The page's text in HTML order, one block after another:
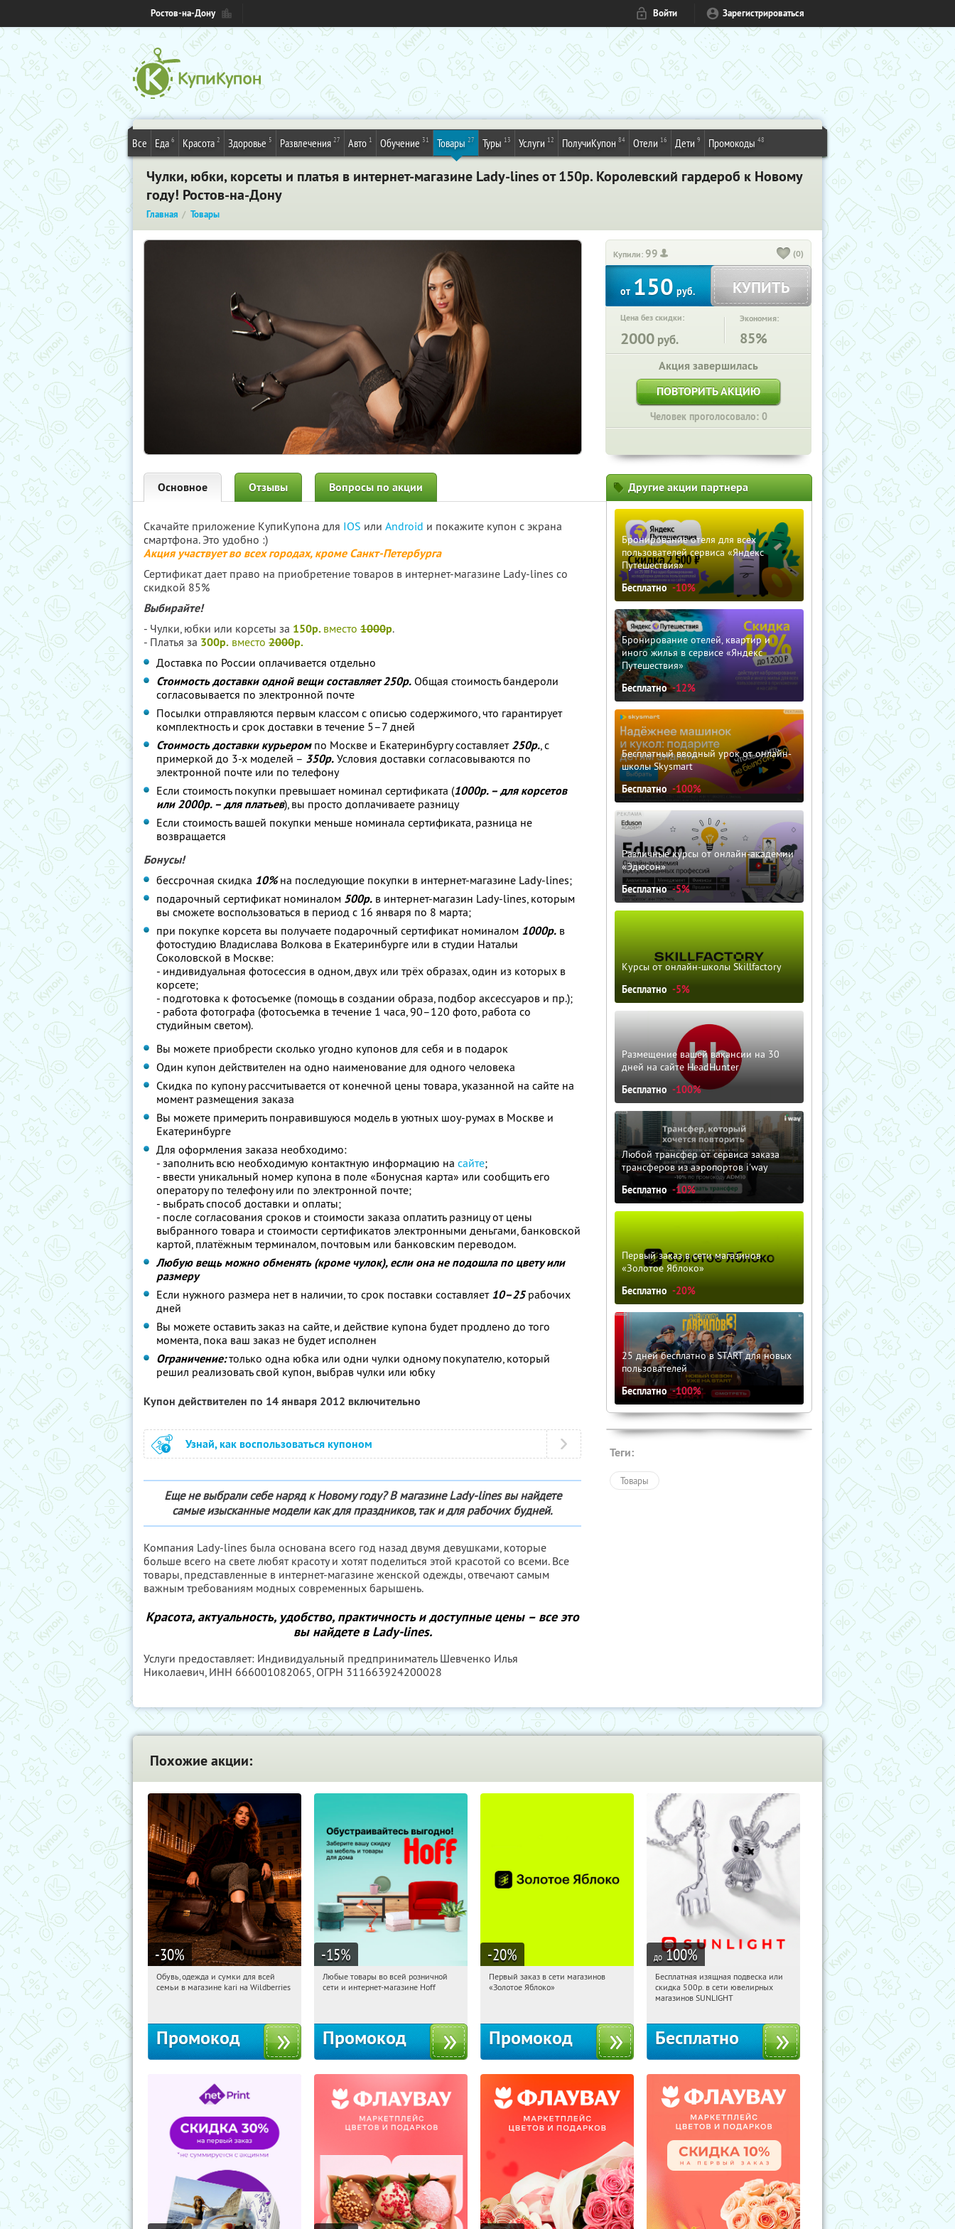
Ростов-на-Дону Войти Зарегистрироваться
Все Еда 6 Красота 2 Здоровье 5 Развлечения 27 Авто 1 Обучение 31 Товары 27 Туры 13 Услуги 12 ПолучиКупон 84 Отели 16 Дети 9 Промокоды 48
Чулки, юбки, корсеты и платья в интернет-магазине Lady-lines от 150р. Королевский гардероб к Новому
году! Ростов-на-Дону
Главная Товары
Купили:99 (0)
от150руб. КУПИТЬ
Цена без скидки:
2000 руб.
Экономия:
85%
Акция завершилась
ПОВТОРИТЬ АКЦИЮ
Человек проголосовало: 0
Основное Отзывы Вопросы по акции
Скачайте приложение КупиКупона для IOS или Android и покажите купон с экрана
смартфона. Это удобно :)
Акция участвует во всех городах, кроме Санкт-Петербурга
Сертификат дает право на приобретение товаров в интернет-магазине Lady-lines со
скидкой 85%
Выбирайте!
- Чулки, юбки или корсеты за 150р. вместо 1000р.
- Платья за 300р. вместо 2000р.
Доставка по России оплачивается отдельно
Стоимость доставки одной вещи составляет 250р. Общая стоимость бандероли
согласовывается по электронной почте
Посылки отправляются первым классом с описью содержимого, что гарантирует
комплектность и срок доставки в течение 5–7 дней
Стоимость доставки курьеромпо Москве и Екатеринбургу составляет 250р., с
примеркой до 3-х моделей – 350р. Условия доставки согласовываются по
электронной почте или по телефону
Если стоимость покупки превышает номинал сертификата (1000р. – для корсетов
или 2000р. – для платьев), вы просто доплачиваете разницу
Если стоимость вашей покупки меньше номинала сертификата, разница не
возвращается
Бонусы!
бессрочная скидка 10%на последующие покупки в интернет-магазине Lady-lines;
подарочный сертификат номиналом 500р. в интернет-магазин Lady-lines, которым
вы сможете воспользоваться в период с 16 января по 8 марта;
при покупке корсета вы получаете подарочный сертификат номиналом 1000р. в
фотостудию Владислава Волкова в Екатеринбурге или в студии Натальи
Соколовской в Москве:
- индивидуальная фотосессия в одном, двух или трёх образах, один из которых в
корсете;
- подготовка к фотосъемке (помощь в создании образа, подбор аксессуаров и пр.);
- работа фотографа (фотосъемка в течение 1 часа, 90–120 фото, работа со
студийным светом).
Вы можете приобрести сколько угодно купонов для себя и в подарок
Один купон действителен на одно наименование для одного человека
Скидка по купону рассчитывается от конечной цены товара, указанной на сайте на
момент размещения заказа
Вы можете примерить понравившуюся модель в уютных шоу-румах в Москве и
Екатеринбурге
Для оформления заказа необходимо:
- заполнить всю необходимую контактную информацию на сайте;
- ввести уникальный номер купона в поле «Бонусная карта» или сообщить его
оператору по телефону или по электронной почте;
- выбрать способ доставки и оплаты;
- после согласования сроков и стоимости заказа оплатить разницу от цены
выбранного товара и стоимости сертификатов электронными деньгами, банковской
картой, платёжным терминалом, почтовым или банковским переводом.
Любую вещь можно обменять (кроме чулок), если она не подошла по цвету или
размеру
Если нужного размера нет в наличии, то срок поставки составляет 10–25рабочих
дней
Вы можете оставить заказ на сайте, и действие купона будет продлено до того
момента, пока ваш заказ не будет исполнен
Ограничение:только одна юбка или одни чулки одному покупателю, который
решил реализовать свой купон, выбрав чулки или юбку
Купон действителен по 14 января 2012 включительно
Узнай, как воспользоваться купоном
Еще не выбрали себе наряд к Новому году? В магазине Lady-lines вы найдете
самые изысканные модели как для праздников, так и для рабочих будней.
Компания Lady-lines была основана всего год назад двумя девушками, которые
больше всего на свете любят красоту и хотят поделиться этой красотой со всеми. Все
товары, представленные в интернет-магазине женской одежды, отвечают самым
важным требованиям модных современных барышень.
Красота, актуальность, удобство, практичность и доступные цены – все это
вы найдете в Lady-lines.
Услуги предоставляет: Индивидуальный предприниматель Шевченко Илья
Николаевич, ИНН 666001082065, ОГРН 311663924200028
Другие акции партнера
Бронирование отеля для всех
пользователей сервиса «Яндекс
Путешествия»
Бесплатно -10%
Бронирование отелей, квартир и
иного жилья в сервисе «Яндекс
Путешествия»
Бесплатно -12%
Бесплатный вводный урок от онлайн-
школы Skysmart
Бесплатно -100%
Различные курсы от онлайн-академии
«Эдюсон»
Бесплатно -5%
Курсы от онлайн-школы Skillfactory
Бесплатно -5%
Размещение вашей вакансии на 30
дней на сайте HeadHunter
Бесплатно -100%
Любой трансфер от сервиса заказа
трансферов из аэропортов i'way
Бесплатно -10%
Первый заказ в сети магазинов
«Золотое Яблоко»
Бесплатно -20%
25 дней бесплатно в START для новых
пользователей
Бесплатно -100%
Теги:
Товары
Похожие акции:
-30%
20:24:43 Получили:
Обувь, одежда и сумки для всей
семьи в магазине kari на Wildberries
Промокод
-15%
20:24:43 Получили:
Любые товары во всей розничной
сети и интернет-магазине Hoff
Промокод
-20%
20:24:43
Получи первым!
Первый заказ в сети магазинов
«Золотое Яблоко»
Промокод
до 100%
20:24:43 Получили:
Россия
Бесплатная изящная подвеска или
скидка 500р. в сети ювелирных
магазинов SUNLIGHT
Бесплатно